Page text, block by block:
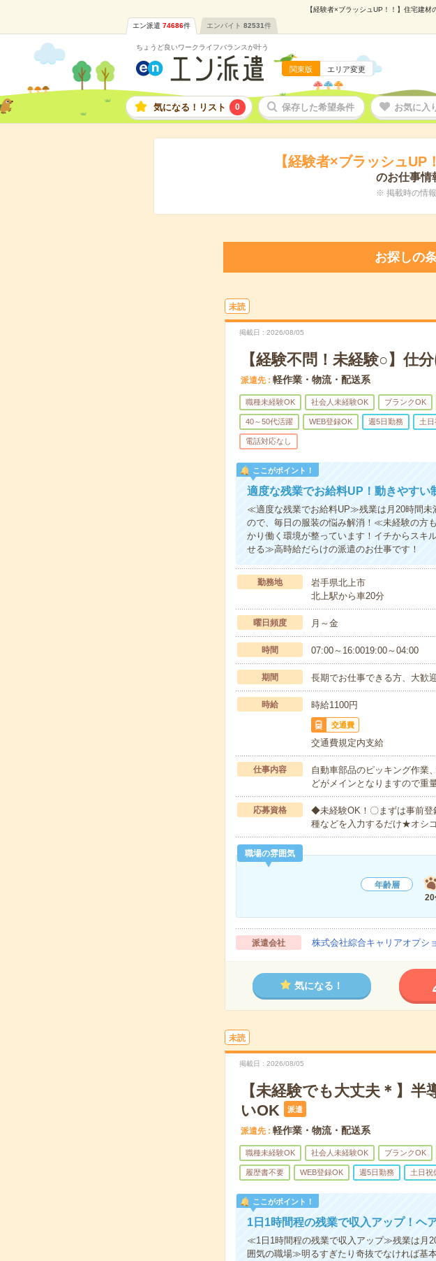
【経験者×ブラッシュUP！！】住宅建
エン派遣 74686件 エンバイト 82531件
ちょうど良いワークライフバランスが叶う
関東版 エリア変更
気になる！リスト 0 保存した希望条件 お気に入
【経験者×ブラッシュ
のお仕事情
※ 掲載時の情
お探しの
未読
掲載日 2026/08/05
【経験不問！未経験○】仕
派遣先 軽作業・物流・配送系
職種未経験OK 社会人未経験OK ブランクOK
40～50代活躍 WEB登録OK 週5日勤務 土日
電話対応なし
ここがポイント！
適度な残業でお給料UP！動きやすい
≪適度な残業でお給料UP≫残業は月20時間
ので、毎日の服装の悩み解消！≪未経験の方
かり働く環境が整っています！イチからスキ
せる≫高時給だらけの派遣のお仕事です！
勤務地
岩手県北上市
北上駅から車20分
曜日頻度 月～金
時間 07:00～16:0019:00～04:00
期間 長期でお仕事できる方、大歓
時給 時給1100円
交通費
交通費規定内支給
仕事内容
自動車部品のピッキング作業
どがメインとなりますので重
応募資格
◆未経験OK！〇まずは事前
種などを入力するだけ★オシ
職場の雰囲気
年齢層
20
派遣会社 株式会社綜合キャリアオプシ
気になる！
未読
掲載日 2026/08/05
【未経験でも大丈夫＊】
いOK
派遣
派遣先 軽作業・物流・配送系
職種未経験OK 社会人未経験OK ブランクOK
履歴書不要 WEB登録OK 週5日勤務 土日祝
ここがポイント！
1日1時間程の残業で収入アップ！ヘ
≪1日1時間程の残業で収入アップ≫残業は月
囲気の職場≫明るすぎたり奇抜でなければ基